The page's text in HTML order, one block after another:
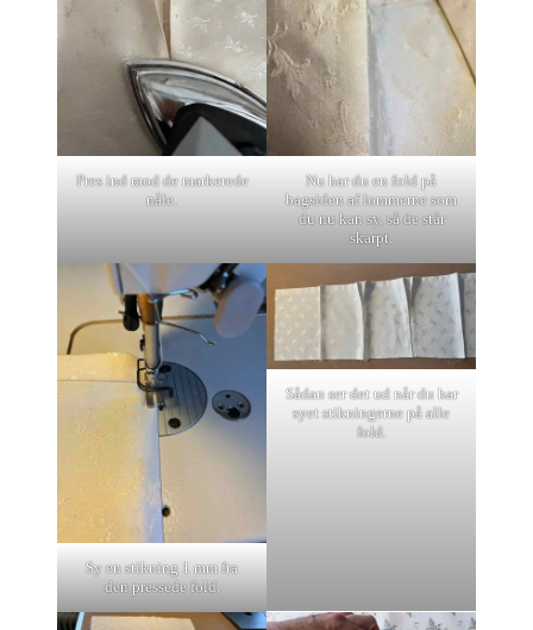
Pres ind mod de markerede
nåle.
Nu har du en fold på
bagsiden af lommerne som
du nu kan sy, så de står
skarpt.
Sy en stikning 1 mm fra
den pressede fold.
Sådan ser det ud når du har
syet stikningerne på alle
fold.